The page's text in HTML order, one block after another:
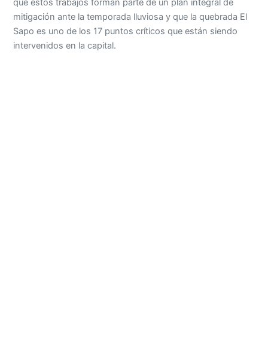
que estos trabajos forman parte de un plan integral de
mitigación ante la temporada lluviosa y que la quebrada El
Sapo es uno de los 17 puntos críticos que están siendo
intervenidos en la capital.